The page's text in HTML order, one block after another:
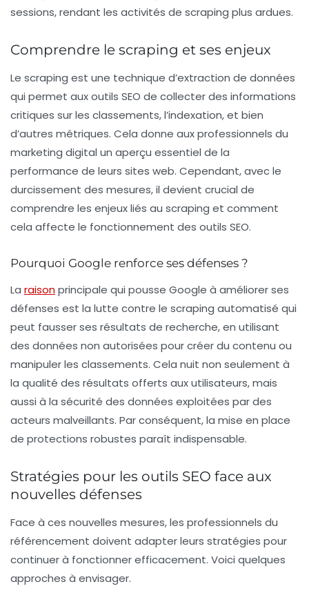
sessions, rendant les activités de scraping plus ardues.
Comprendre le scraping et ses enjeux
Le scraping est une technique d’extraction de données
qui permet aux outils SEO de collecter des informations
critiques sur les classements, l’indexation, et bien
d’autres métriques. Cela donne aux professionnels du
marketing digital un aperçu essentiel de la
performance de leurs sites web. Cependant, avec le
durcissement des mesures, il devient crucial de
comprendre les enjeux liés au scraping et comment
cela affecte le fonctionnement des outils SEO.
Pourquoi Google renforce ses défenses ?
La raisonprincipale qui pousse Google à améliorer ses
défenses est la lutte contre le scraping automatisé qui
peut fausser ses résultats de recherche, en utilisant
des données non autorisées pour créer du contenu ou
manipuler les classements. Cela nuit non seulement à
la qualité des résultats offerts aux utilisateurs, mais
aussi à la sécurité des données exploitées par des
acteurs malveillants. Par conséquent, la mise en place
de protections robustes paraît indispensable.
Stratégies pour les outils SEO face aux
nouvelles défenses
Face à ces nouvelles mesures, les professionnels du
référencement doivent adapter leurs stratégies pour
continuer à fonctionner efficacement. Voici quelques
approches à envisager.